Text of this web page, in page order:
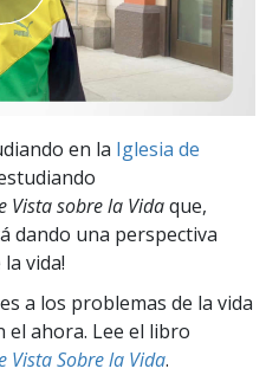
en la Iglesia de
Vista sobre la Vidaque,
dando una perspectiva
vida!
a los problemas de la vida
el ahora. Lee el libro
Vista Sobre la Vida.